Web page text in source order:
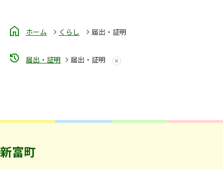
ホーム くらし 届出・証明
届出・証明 届出・証明
新富町